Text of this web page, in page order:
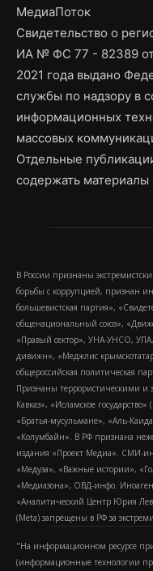
МедиаПоток
Свидетельство о
ИА № ФС 77 - 82389
2021 года выдано
службы по надзору в
информационных
массовых
Отдельные
содержать материалы
В России признаны
борьбы с коррупцией, признан
большевистская партия»,
общенациональный союз»,
«Правый сектор», УНА-УНСО,
дивижн», «Меджлис
общероссийская политическая
Признаны террористическими
Кавказ», «Исламское
«Братья-мусульмане», «Аль-
«Колумбайн». В РФ признана
издания «Проект Медиа». СМИ-
«Медуза», «Важные истории»,
«Медиазона», ОВД-инфо.
«Аналитический Центр Юрия
(Metа) запрещены в РФ за
"На информационном ресурсе
(информационные технологии